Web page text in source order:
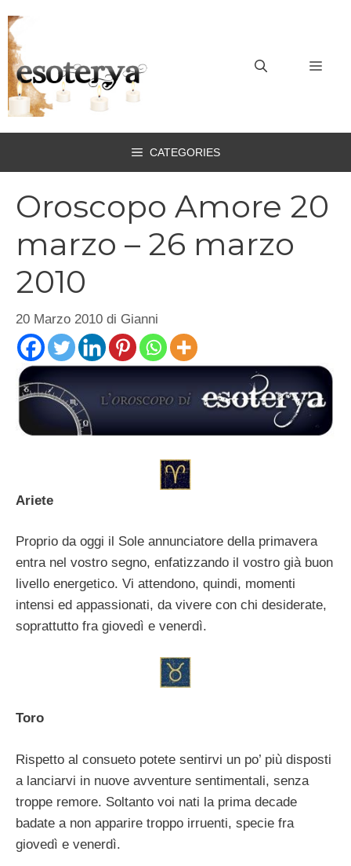
al
contenuto
CATEGORIES
Oroscopo Amore 20
marzo – 26 marzo
2010
20 Marzo 2010 di Gianni
Ariete
Proprio da oggi il Sole annunciatore della primavera
entra nel vostro segno, enfatizzando il vostro già buon
livello energetico. Vi attendono, quindi, momenti
intensi ed appassionati, da vivere con chi desiderate,
soprattutto fra giovedì e venerdì.
Toro
Rispetto al consueto potete sentirvi un po’ più disposti
a lanciarvi in nuove avventure sentimentali, senza
troppe remore. Soltanto voi nati la prima decade
badate a non apparire troppo irruenti, specie fra
giovedì e venerdì.